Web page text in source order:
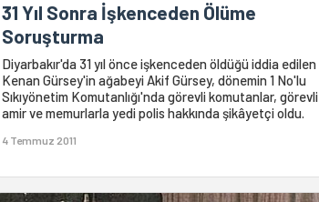
31 Yıl Sonra İşkenceden Ölüme
Soruşturma
Diyarbakır'da 31 yıl önce işkenceden öldüğü iddia edilen
Kenan Gürsey'in ağabeyi Akif Gürsey, dönemin 1 No'lu
Sıkıyönetim Komutanlığı'nda görevli komutanlar, görevli
amir ve memurlarla yedi polis hakkında şikâyetçi oldu.
4 Temmuz 2011